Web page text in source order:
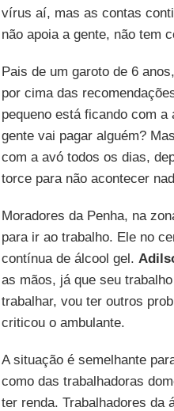
vírus aí, mas as contas
não apoia a gente, não tem
Pais de um garoto de 6 anos,
por cima das
pequeno está ficando com
gente vai pagar alguém?
com a avó todos os dias,
torce para não acontecer
Moradores da Penha, na
para ir ao trabalho. Ele no
contínua de álcool gel.
as mãos, já que seu
trabalhar, vou ter outros
criticou o ambulante.
A situação é semelhante
como das trabalhadoras
ter renda. Trabalhadores da